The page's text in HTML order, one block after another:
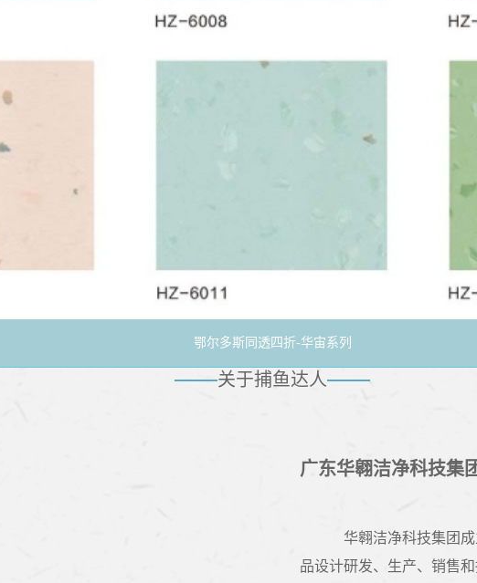
鄂尔多斯同透四折-华宙系列
鄂尔多斯同透四折-华天系列 鄂尔多斯静电工业-华工系列
ABOUT US
关于捕鱼达人
广东华翱洁净科技集
华翱洁净科技集团
品设计研发、生产、销售